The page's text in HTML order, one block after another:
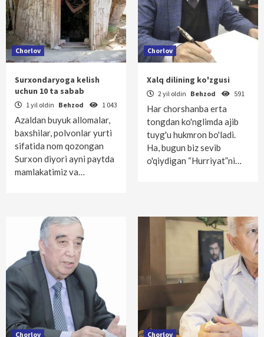
Chorlov
Surxondaryoga kelish
uchun 10 ta sabab
1 yil oldin Behzod 1 043
Azaldan buyuk allomalar,
baxshilar, polvonlar yurti
sifatida nom qozongan
Surxon diyori ayni paytda
mamlakatimiz va…
Chorlov
Xalq dilining ko'zgusi
2 yil oldin Behzod 591
Har chorshanba erta
tongdan ko'nglimda ajib
tuyg'u hukmron bo'ladi.
Ha, bugun biz sevib
o'qiydigan “Hurriyat”ni…
Chorlov Chorlov